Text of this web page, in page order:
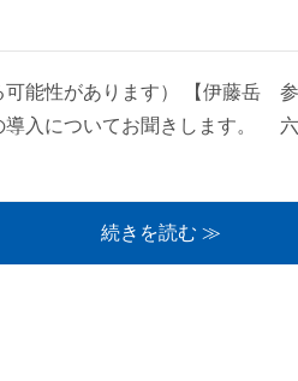
可能性があります） 【伊藤岳
入についてお聞きします。
続きを読む ≫